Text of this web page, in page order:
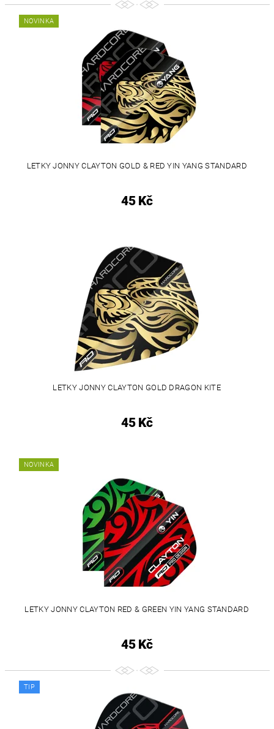
NOVINKA
LETKY JONNY CLAYTON GOLD & RED YIN YANG STANDARD
45 Kč
LETKY JONNY CLAYTON GOLD DRAGON KITE
45 Kč
NOVINKA
LETKY JONNY CLAYTON RED & GREEN YIN YANG STANDARD
45 Kč
TIP